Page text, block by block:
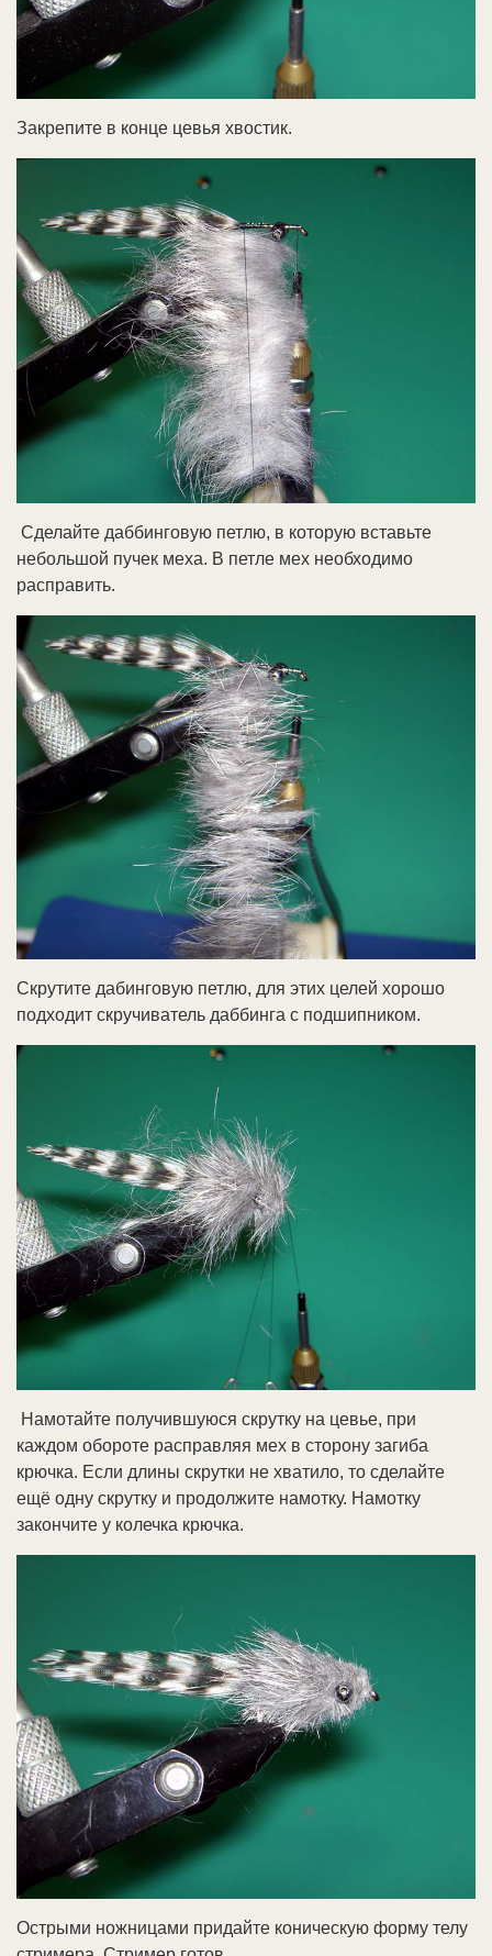
Закрепите в конце цевья хвостик.
Сделайте даббинговую петлю, в которую вставьте
небольшой пучек меха. В петле мех необходимо
расправить.
Скрутите дабинговую петлю, для этих целей хорошо
подходит скручиватель даббинга с подшипником.
Намотайте получившуюся скрутку на цевье, при
каждом обороте расправляя мех в сторону загиба
крючка. Если длины скрутки не хватило, то сделайте
ещё одну скрутку и продолжите намотку. Намотку
закончите у колечка крючка.
Острыми ножницами придайте коническую форму телу